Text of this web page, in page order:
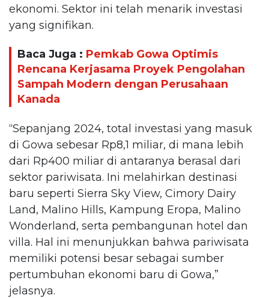
ekonomi. Sektor ini telah menarik investasi
yang signifikan.
Baca Juga : Pemkab Gowa Optimis
Rencana Kerjasama Proyek Pengolahan
Sampah Modern dengan Perusahaan
Kanada
“Sepanjang 2024, total investasi yang masuk
di Gowa sebesar Rp8,1 miliar, di mana lebih
dari Rp400 miliar di antaranya berasal dari
sektor pariwisata. Ini melahirkan destinasi
baru seperti Sierra Sky View, Cimory Dairy
Land, Malino Hills, Kampung Eropa, Malino
Wonderland, serta pembangunan hotel dan
villa. Hal ini menunjukkan bahwa pariwisata
memiliki potensi besar sebagai sumber
pertumbuhan ekonomi baru di Gowa,”
jelasnya.